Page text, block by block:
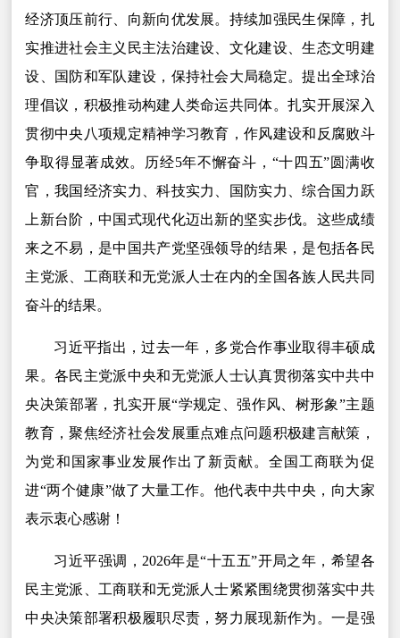
经济顶压前行、向新向优发展。持续加强民生保障，扎
实推进社会主义民主法治建设、文化建设、生态文明建
设、国防和军队建设，保持社会大局稳定。提出全球治
理倡议，积极推动构建人类命运共同体。扎实开展深入
贯彻中央八项规定精神学习教育，作风建设和反腐败斗
争取得显著成效。历经5年不懈奋斗，“十四五”圆满收
官，我国经济实力、科技实力、国防实力、综合国力跃
上新台阶，中国式现代化迈出新的坚实步伐。这些成绩
来之不易，是中国共产党坚强领导的结果，是包括各民
主党派、工商联和无党派人士在内的全国各族人民共同
奋斗的结果。
习近平指出，过去一年，多党合作事业取得丰硕成
果。各民主党派中央和无党派人士认真贯彻落实中共中
央决策部署，扎实开展“学规定、强作风、树形象”主题
教育，聚焦经济社会发展重点难点问题积极建言献策，
为党和国家事业发展作出了新贡献。全国工商联为促
进“两个健康”做了大量工作。他代表中共中央，向大家
表示衷心感谢！
习近平强调，2026年是“十五五”开局之年，希望各
民主党派、工商联和无党派人士紧紧围绕贯彻落实中共
中央决策部署积极履职尽责，努力展现新作为。一是强